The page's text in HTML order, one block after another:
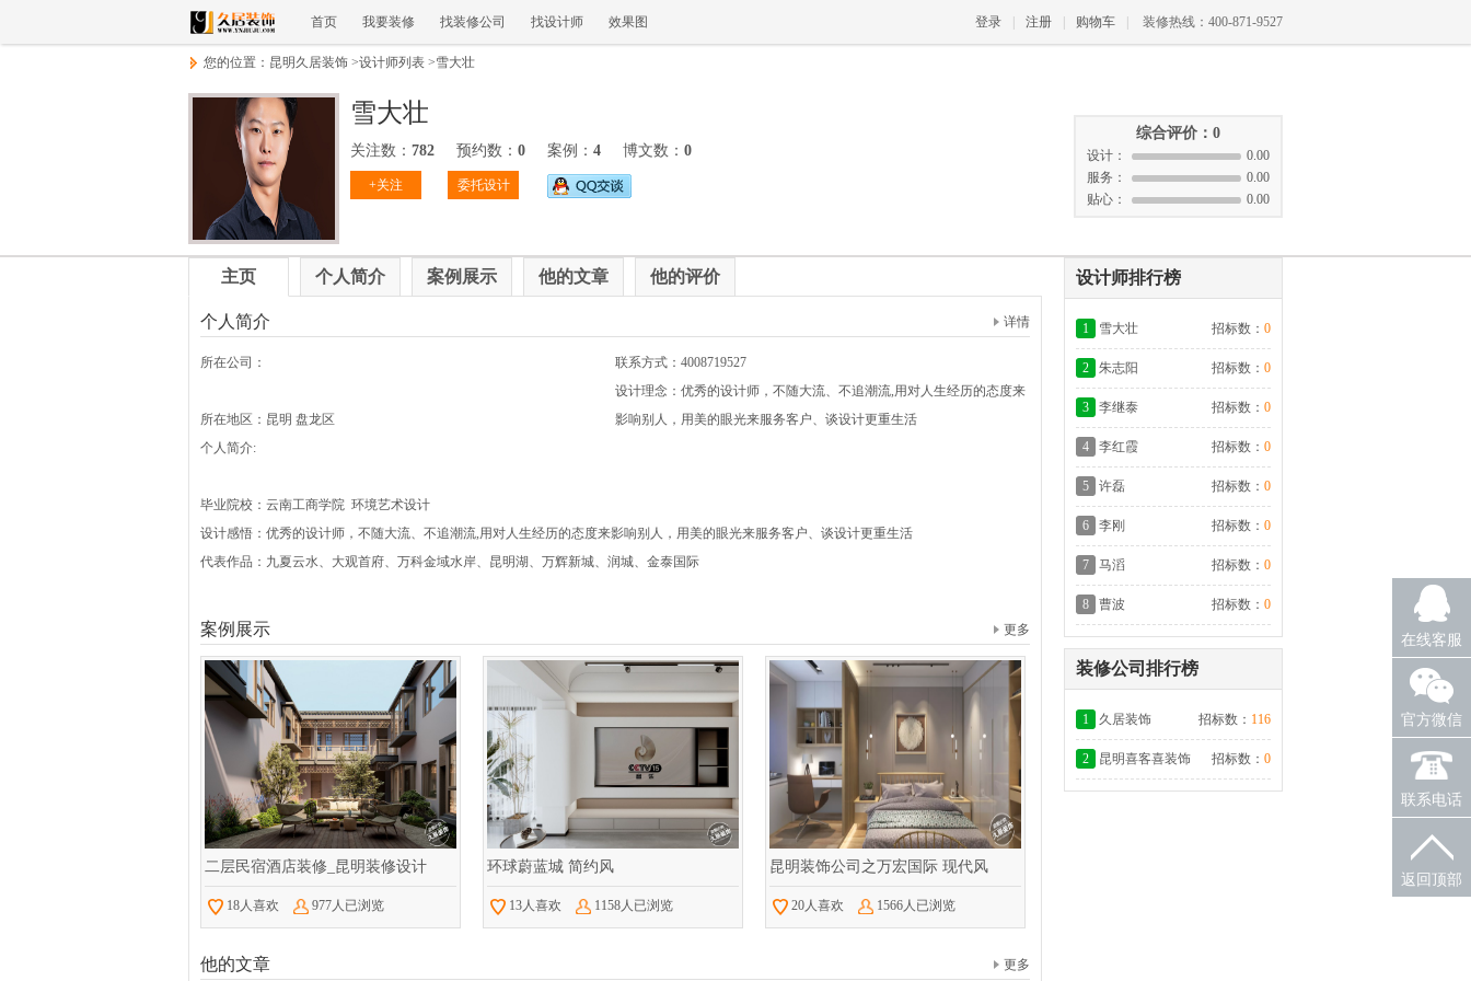
首页 我要装修 找装修公司 找设计师 效果图 登录 注册 购物车 装修热线：400-871-9527
您的位置： 昆明久居装饰 >设计师列表 >雪大壮
雪大壮
关注数： 782 预约数： 0 案例： 4 博文数： 0
+关注 委托设计
综合评价：0
设计：
0.00
服务：
0.00
贴心：
0.00
主页 个人简介 案例展示 他的文章 他的评价
个人简介 详情
所在公司： 联系方式：4008719527
所在地区：昆明 盘龙区
设计理念：优秀的设计师，不随大流、不追潮流,用对人生经历的态度来
影响别人，用美的眼光来服务客户、谈设计更重生活
个人简介:
毕业院校：云南工商学院 环境艺术设计
设计感悟：优秀的设计师，不随大流、不追潮流,用对人生经历的态度来影响别人，用美的眼光来服务客户、谈设计更重生活
代表作品：九夏云水、大观首府、万科金域水岸、昆明湖、万辉新城、润城、金泰国际
案例展示 更多
二层民宿酒店装修_昆明装修设计
18人喜欢 977人已浏览
环球蔚蓝城 简约风
13人喜欢 1158人已浏览
昆明装饰公司之万宏国际 现代风
20人喜欢 1566人已浏览
他的文章 更多
设计师排行榜
1 雪大壮 招标数： 0
2 朱志阳 招标数： 0
3 李继泰 招标数： 0
4 李红霞 招标数： 0
5 许磊 招标数： 0
6 李刚 招标数： 0
7 马滔 招标数： 0
8 曹波 招标数： 0
装修公司排行榜
1 久居装饰 招标数： 116
2 昆明喜客喜装饰 招标数： 0
在线客服
官方微信
联系电话
返回顶部